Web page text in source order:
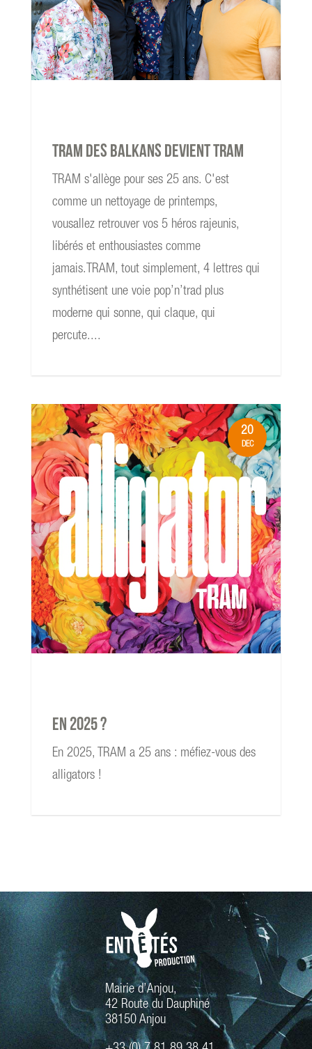
TRAM des Balkans devient TRAM
TRAM s'allège pour ses 25 ans. C'est
comme un nettoyage de printemps,
vousallez retrouver vos 5 héros rajeunis,
libérés et enthousiastes comme
jamais.TRAM, tout simplement, 4 lettres qui
synthétisent une voie pop’n’trad plus
moderne qui sonne, qui claque, qui
percute....
En 2025 ?
En 2025, TRAM a 25 ans : méfiez-vous des
alligators !
20
DEC
Mairie d’Anjou,
42 Route du Dauphiné
38150 Anjou